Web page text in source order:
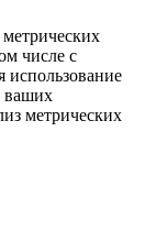
числе с
ваших
метрических